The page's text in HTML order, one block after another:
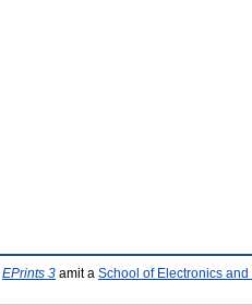
EPrints 3 amit a School of Electronics